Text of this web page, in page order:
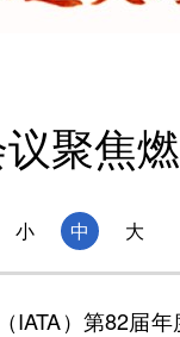
聚焦
小 中 大
）第82届年